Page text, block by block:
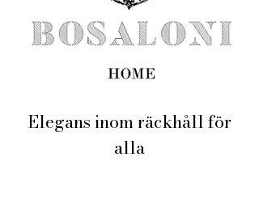
Elegans inom räckhåll för
alla